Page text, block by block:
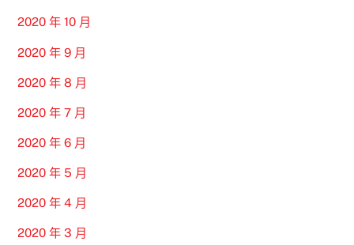
2020 年 10 月
2020 年 9 月
2020 年 8 月
2020 年 7 月
2020 年 6 月
2020 年 5 月
2020 年 4 月
2020 年 3 月